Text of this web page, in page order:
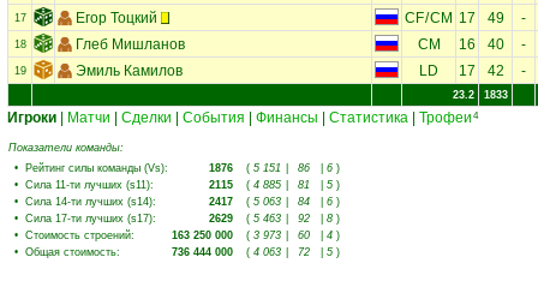
17 Егор Тоцкий CF/CM 17 49 -
18 Глеб Мишланов CM 16 40 -
19 Эмиль Камилов LD 17 42 -
23.2 1833
Игроки Матчи Сделки События Финансы Статистика Трофеи 4
Показатели команды:
• Рейтинг силы команды (Vs): 1876 ( 5 151 86 6 )
• Сила 11-ти лучших (s11): 2115 ( 4 885 81 5 )
• Сила 14-ти лучших (s14): 2417 ( 5 063 84 6 )
• Сила 17-ти лучших (s17): 2629 ( 5 463 92 8 )
• Стоимость строений: 163 250 000 ( 3 973 60 4 )
• Общая стоимость: 736 444 000 ( 4 063 72 5 )